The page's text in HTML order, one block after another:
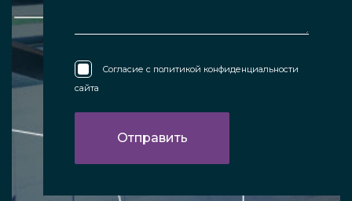
Согласие с политикой конфиденциальности
сайта